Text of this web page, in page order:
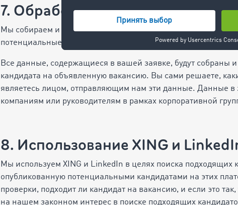
7. Обработка данных в ходе
Мы собираем и храним персональные данные из заявок как
потенциальные.пии, так и на .
Все данные, содержащиеся в вашей заявке, будут собраны
кандидата на объявленную вакансию. Вы сами решаете,
являетесь лицом, отправляющим нам эти данные. Данные в
компаниям или руководителям в рамках корпоративной
8. Использование XING и
Мы используем XING и LinkedIn в целях поиска
опубликованную потенциальными кандидатами на этих
проверки, подходит ли кандидат на вакансию, и если это
на нашем законном интерес в поиске подходящих